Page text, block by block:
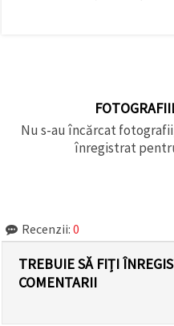
Nu s-au încărcat
înregistrat
Recenzii: 0
TREBUIE SĂ FIȚI
COMENTARII